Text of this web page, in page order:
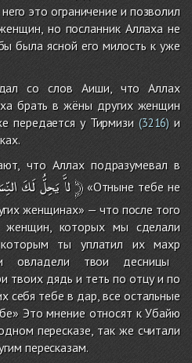
это ограничение и позволил
но посланник Аллаха не
была ясной его милость к уже
со слов Аиши, что Аллах
брать в жёны других женщин
передается у Тирмизи(3216) и
что Аллах подразумевал в
لاَّيَحِلُّلَكَ ﴿«Отныне тебе не
женщинах» — что после того
которых мы сделали
ты уплатил их махр
овладели твои десницы
твоих дядь и теть по отцу и по
тебе в дар, все остальные
Это мнение относят к Убайю
пересказе, так же считали
пересказам.